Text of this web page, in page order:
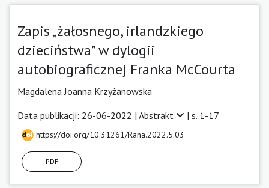
Zapis „żałosnego, irlandzkiego
dzieciństwa” w dylogii
autobiograficznej Franka McCourta
Magdalena Joanna Krzyżanowska
Data publikacji: 26-06-2022 | Abstrakt | s. 1-17
https://doi.org/10.31261/Rana.2022.5.03
PDF